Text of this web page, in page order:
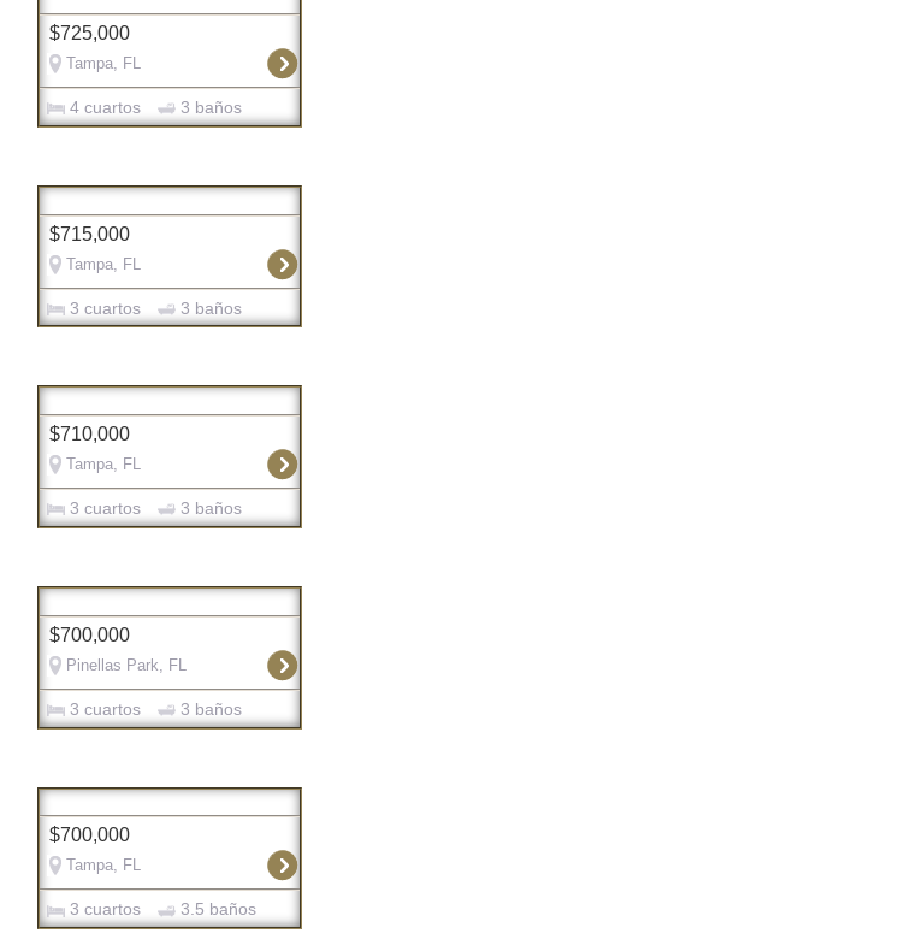
$725,000
Tampa, FL
4 cuartos 3 baños
$715,000
Tampa, FL
3 cuartos 3 baños
$710,000
Tampa, FL
3 cuartos 3 baños
$700,000
Pinellas Park, FL
3 cuartos 3 baños
$700,000
Tampa, FL
3 cuartos 3.5 baños